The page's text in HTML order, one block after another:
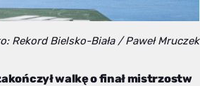
Rekord Bielsko-Biała / Paweł Mruczek
walkę o finał mistrzostw